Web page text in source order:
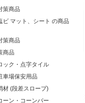
策商品
ビ マット、シート の商品
策商品
商品
ック・点字タイル
車場保安用品
材 (段差スロープ)
ーン・コーンバー